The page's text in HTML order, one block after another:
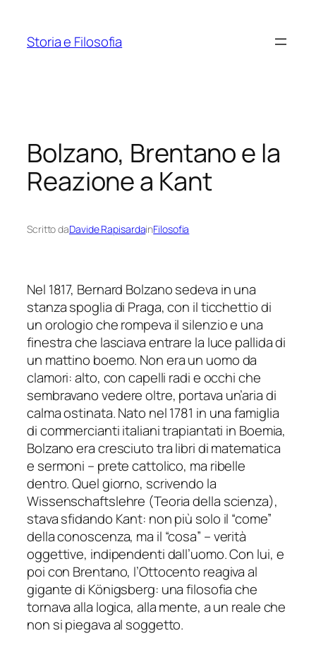
contenuto
Storia e Filosofia
Bolzano, Brentano e la
Reazione a Kant
Scritto daDavide RapisardainFilosofia
Nel 1817, Bernard Bolzano sedeva in una
stanza spoglia di Praga, con il ticchettio di
un orologio che rompeva il silenzio e una
finestra che lasciava entrare la luce pallida di
un mattino boemo. Non era un uomo da
clamori: alto, con capelli radi e occhi che
sembravano vedere oltre, portava un’aria di
calma ostinata. Nato nel 1781 in una famiglia
di commercianti italiani trapiantati in Boemia,
Bolzano era cresciuto tra libri di matematica
e sermoni – prete cattolico, ma ribelle
dentro. Quel giorno, scrivendo la
Wissenschaftslehre (Teoria della scienza),
stava sfidando Kant: non più solo il “come”
della conoscenza, ma il “cosa” – verità
oggettive, indipendenti dall’uomo. Con lui, e
poi con Brentano, l’Ottocento reagiva al
gigante di Königsberg: una filosofia che
tornava alla logica, alla mente, a un reale che
non si piegava al soggetto.